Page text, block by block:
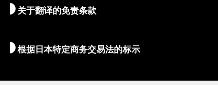
住宿推荐
翻译导游
外币兑换/税金
关于翻译的免责条款
根据日本特定商务交易法的标示